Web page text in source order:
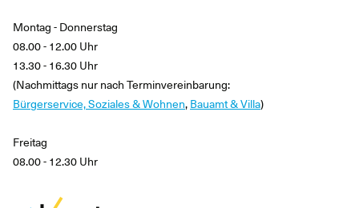
Montag - Donnerstag
08.00 - 12.00 Uhr
13.30 - 16.30 Uhr
(Nachmittags nur nach Terminvereinbarung:
Bürgerservice, Soziales & Wohnen, Bauamt & Villa)
Freitag
08.00 - 12.30 Uhr